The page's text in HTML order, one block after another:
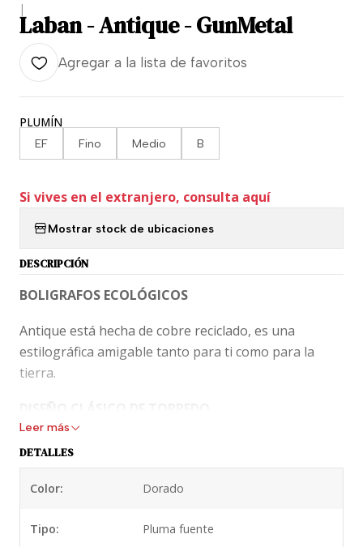
|
Laban - Antique - GunMetal
Agregar a la lista de favoritos
PLUMÍN
EF Fino Medio B
Si vives en el extranjero, consulta aquí
Mostrar stock de ubicaciones
DESCRIPCIÓN
BOLIGRAFOS ECOLÓGICOS
Antique está hecha de cobre reciclado, es una
estilográfica amigable tanto para ti como para la
tierra.
Antique tiene un aspecto vintage absolutamente
limpio. Es perfecto para cada ocasión de escritura
con su estilo geométrico minimalista.
COLOR METALIZADO MATE
Leer más
DETALLES
Color: Dorado
Tipo: Pluma fuente